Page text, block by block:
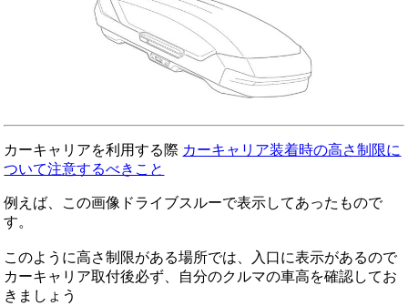
カーキャリアを利用する際 カーキャリア装着時の高さ制限に
ついて注意するべきこと
例えば、この画像ドライブスルーで表示してあったもので
す。
このように高さ制限がある場所では、入口に表示があるので
カーキャリア取付後必ず、自分のクルマの車高を確認してお
きましょう